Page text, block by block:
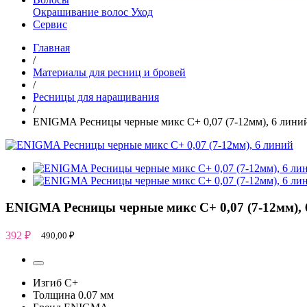
Окрашивание волос Уход
Сервис
Главная
/
Материалы для ресниц и бровей
/
Ресницы для наращивания
/
ENIGMA Ресницы черные микс C+ 0,07 (7-12мм), 6
ENIGMA Ресницы черные микс C+ 0,07 (7-12мм),
392 ₽ 490,00 ₽
Изгиб C+
Толщина 0.07 мм